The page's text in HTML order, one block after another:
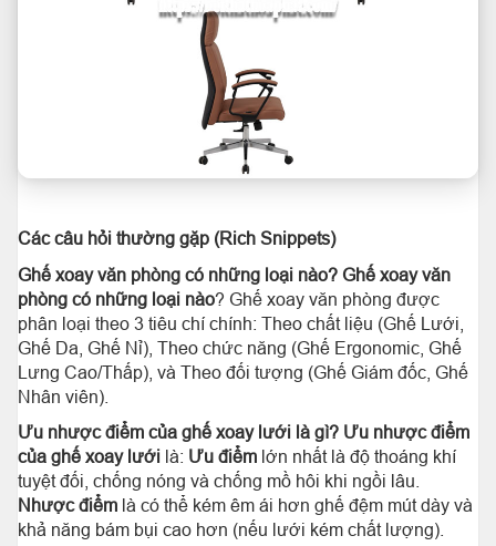
Các câu hỏi thường gặp (Rich Snippets)
Ghế xoay văn phòng có những loại nào? Ghế xoay văn
phòng có những loại nào? Ghế xoay văn phòng được
phân loại theo 3 tiêu chí chính: Theo chất liệu (Ghế Lưới,
Ghế Da, Ghế Nỉ), Theo chức năng (Ghế Ergonomic, Ghế
Lưng Cao/Thấp), và Theo đối tượng (Ghế Giám đốc, Ghế
Nhân viên).
Ưu nhược điểm của ghế xoay lưới là gì? Ưu nhược điểm
của ghế xoay lưới là: Ưu điểm lớn nhất là độ thoáng khí
tuyệt đối, chống nóng và chống mồ hôi khi ngồi lâu.
Nhược điểm là có thể kém êm ái hơn ghế đệm mút dày và
khả năng bám bụi cao hơn (nếu lưới kém chất lượng).